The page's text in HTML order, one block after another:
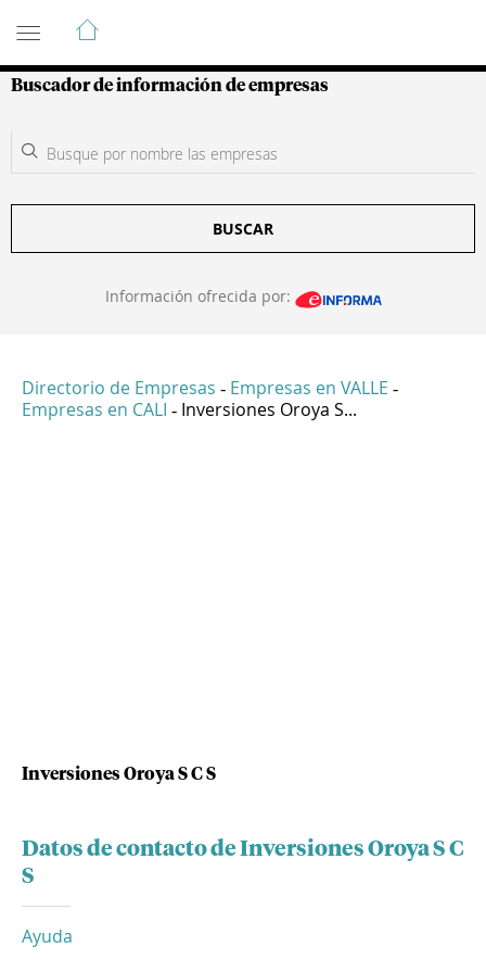
Guía de Empresas Colombianas
Buscador de información de empresas
BUSCAR
Información ofrecida por:
Directorio de Empresas - Empresas en VALLE -
Empresas en CALI - Inversiones Oroya S...
Inversiones Oroya S C S
Datos de contacto de Inversiones Oroya S C
S
Ayuda